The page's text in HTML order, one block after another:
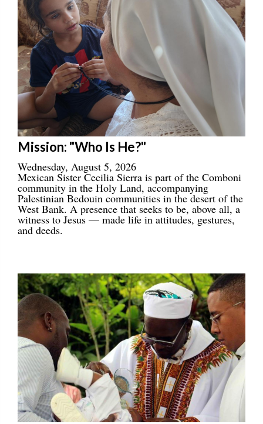
Mission: "Who Is He?"
Wednesday, August 5, 2026
Mexican Sister Cecilia Sierra is part of the Comboni
community in the Holy Land, accompanying
Palestinian Bedouin communities in the desert of the
West Bank. A presence that seeks to be, above all, a
witness to Jesus — made life in attitudes, gestures,
and deeds.